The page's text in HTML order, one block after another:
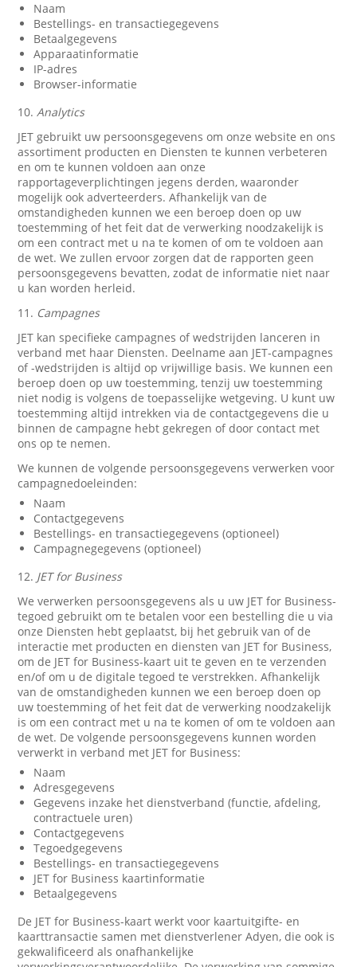
Naam
Bestellings- en transactiegegevens
Betaalgegevens
Apparaatinformatie
IP-adres
Browser-informatie
10.Analytics
JET gebruikt uw persoonsgegevens om onze website en ons
assortiment producten en Diensten te kunnen verbeteren
en om te kunnen voldoen aan onze
rapportageverplichtingen jegens derden, waaronder
mogelijk ook adverteerders. Afhankelijk van de
omstandigheden kunnen we een beroep doen op uw
toestemming of het feit dat de verwerking noodzakelijk is
om een contract met u na te komen of om te voldoen aan
de wet. We zullen ervoor zorgen dat de rapporten geen
persoonsgegevens bevatten, zodat de informatie niet naar
u kan worden herleid.
11. Campagnes
JET kan specifieke campagnes of wedstrijden lanceren in
verband met haar Diensten. Deelname aan JET-campagnes
of -wedstrijden is altijd op vrijwillige basis. We kunnen een
beroep doen op uw toestemming, tenzij uw toestemming
niet nodig is volgens de toepasselijke wetgeving. U kunt uw
toestemming altijd intrekken via de contactgegevens die u
binnen de campagne hebt gekregen of door contact met
ons op te nemen.
We kunnen de volgende persoonsgegevens verwerken voor
campagnedoeleinden:
Naam
Contactgegevens
Bestellings- en transactiegegevens (optioneel)
Campagnegegevens (optioneel)
12. JET for Business
We verwerken persoonsgegevens als u uw JET for Business-
tegoed gebruikt om te betalen voor een bestelling die u via
onze Diensten hebt geplaatst, bij het gebruik van of de
interactie met producten en diensten van JET for Business,
om de JET for Business-kaart uit te geven en te verzenden
en/of om u de digitale tegoed te verstrekken. Afhankelijk
van de omstandigheden kunnen we een beroep doen op
uw toestemming of het feit dat de verwerking noodzakelijk
is om een contract met u na te komen of om te voldoen aan
de wet. De volgende persoonsgegevens kunnen worden
verwerkt in verband met JET for Business:
Naam
Adresgegevens
Gegevens inzake het dienstverband (functie, afdeling,
contractuele uren)
Contactgegevens
Tegoedgegevens
Bestellings- en transactiegegevens
JET for Business kaartinformatie
Betaalgegevens
De JET for Business-kaart werkt voor kaartuitgifte- en
kaarttransactie samen met dienstverlener Adyen, die ook is
gekwalificeerd als onafhankelijke